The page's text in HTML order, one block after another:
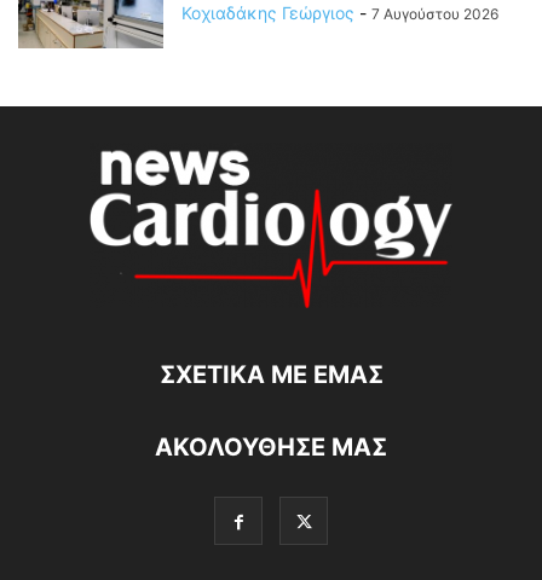
Κοχιαδάκης Γεώργιος - 7 Αυγούστου 2026
ΣΧΕΤΙΚΆ ΜΕ ΕΜΆΣ
ΑΚΟΛΟΥΘΗΣΕ ΜΑΣ